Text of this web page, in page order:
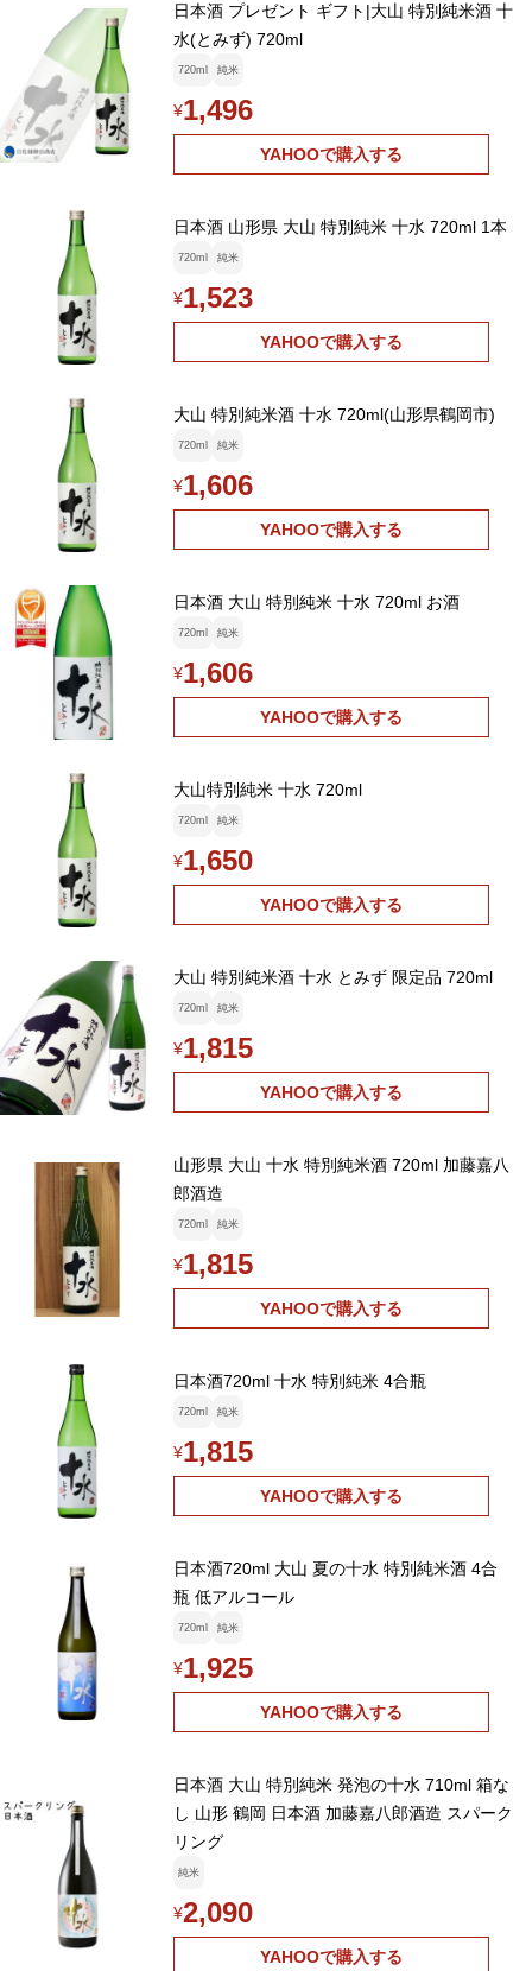
日本酒 プレゼント ギフト|大山 特別純米酒 十
水(とみず) 720ml
720ml 純米
¥1,496
YAHOOで購入する
日本酒 山形県 大山 特別純米 十水 720ml 1本
720ml 純米
¥1,523
YAHOOで購入する
大山 特別純米酒 十水 720ml(山形県鶴岡市)
720ml 純米
¥1,606
YAHOOで購入する
日本酒 大山 特別純米 十水 720ml お酒
720ml 純米
¥1,606
YAHOOで購入する
大山特別純米 十水 720ml
720ml 純米
¥1,650
YAHOOで購入する
大山 特別純米酒 十水 とみず 限定品 720ml
720ml 純米
¥1,815
YAHOOで購入する
山形県 大山 十水 特別純米酒 720ml 加藤嘉八
郎酒造
720ml 純米
¥1,815
YAHOOで購入する
日本酒720ml 十水 特別純米 4合瓶
720ml 純米
¥1,815
YAHOOで購入する
日本酒720ml 大山 夏の十水 特別純米酒 4合
瓶 低アルコール
720ml 純米
¥1,925
YAHOOで購入する
日本酒 大山 特別純米 発泡の十水 710ml 箱な
し 山形 鶴岡 日本酒 加藤嘉八郎酒造 スパーク
リング
純米
¥2,090
YAHOOで購入する